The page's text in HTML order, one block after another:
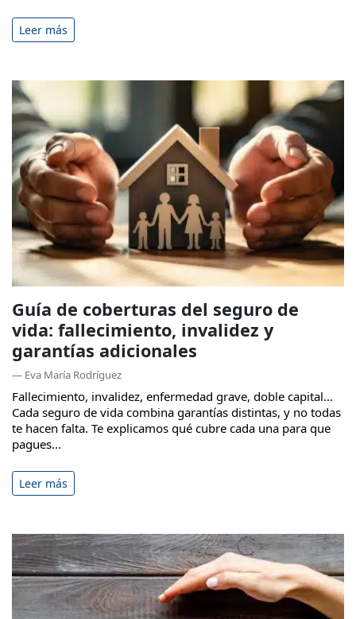
Leer más
Guía de coberturas del seguro de
vida: fallecimiento, invalidez y
garantías adicionales
— Eva María Rodríguez
Fallecimiento, invalidez, enfermedad grave, doble capital…
Cada seguro de vida combina garantías distintas, y no todas
te hacen falta. Te explicamos qué cubre cada una para que
pagues...
Leer más